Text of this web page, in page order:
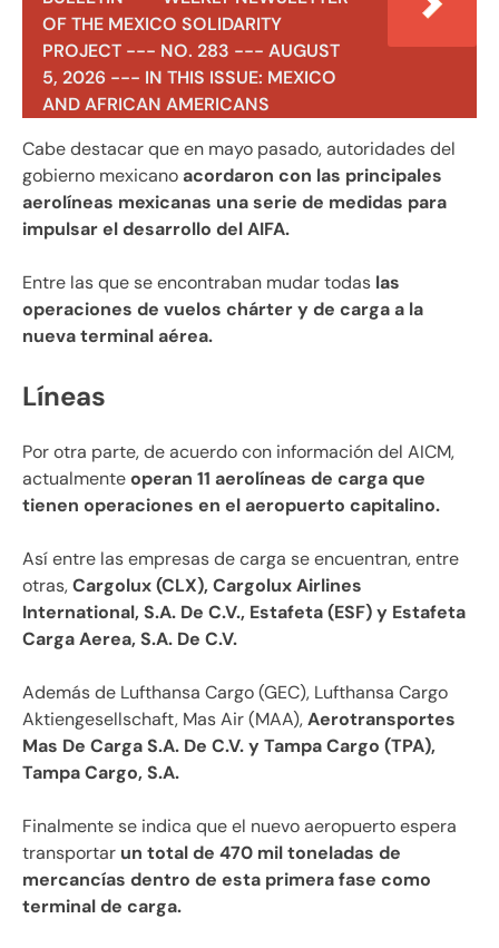
OF THE MEXICO SOLIDARITY
PROJECT --- NO. 283 --- AUGUST
5, 2026 --- IN THIS ISSUE: MEXICO
AND AFRICAN AMERICANS
Cabe destacar que en mayo pasado, autoridades del
gobierno mexicanoacordaron con las principales
aerolíneas mexicanas una serie de medidas para
impulsar el desarrollo del AIFA.
Entre las que se encontraban mudar todas las
operaciones de vuelos chárter y de carga a la
nueva terminal aérea.
Líneas
Por otra parte, de acuerdo con información del AICM,
actualmenteoperan 11 aerolíneas de carga que
tienen operaciones en el aeropuerto capitalino.
Así entre las empresas de carga se encuentran, entre
otras,Cargolux (CLX), Cargolux Airlines
International, S.A. De C.V., Estafeta (ESF) y Estafeta
Carga Aerea, S.A. De C.V.
Además de Lufthansa Cargo (GEC), Lufthansa Cargo
Aktiengesellschaft, Mas Air (MAA),Aerotransportes
Mas De Carga S.A. De C.V. y Tampa Cargo (TPA),
Tampa Cargo, S.A.
Finalmente se indica que el nuevo aeropuerto espera
transportar un total de 470 mil toneladas de
mercancías dentro de esta primera fase como
terminal de carga.